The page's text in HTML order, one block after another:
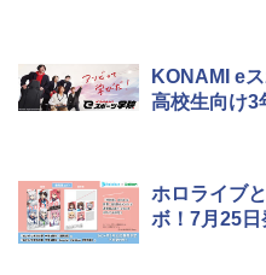
くもん
上
￥2,127
￥4,722
KONAMI e
高校生向け3
ホロライブ
ボ！7月25